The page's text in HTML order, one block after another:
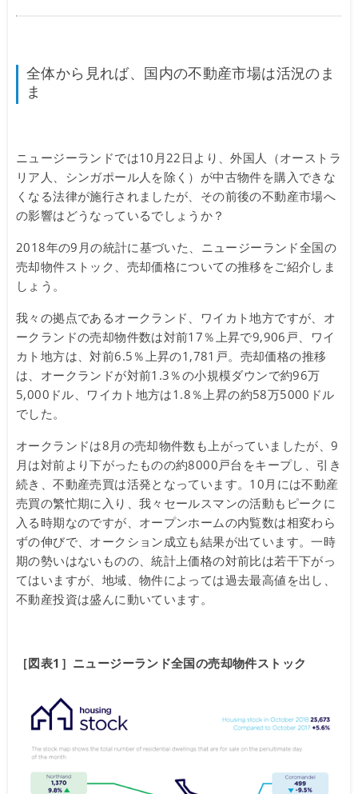
全体から見れば、国内の不動産市場は活況のま
ま
ニュージーランドでは10月22日より、外国人（オーストラ
リア人、シンガポール人を除く）が中古物件を購入できな
くなる法律が施行されましたが、その前後の不動産市場へ
の影響はどうなっているでしょうか？
2018年の9月の統計に基づいた、ニュージーランド全国の
売却物件ストック、売却価格についての推移をご紹介しま
しょう。
我々の拠点であるオークランド、ワイカト地方ですが、オ
ークランドの売却物件数は対前17％上昇で9,906戸、ワイ
カト地方は、対前6.5％上昇の1,781戸。売却価格の推移
は、オークランドが対前1.3％の小規模ダウンで約96万
5,000ドル、ワイカト地方は1.8％上昇の約58万5000ドル
でした。
オークランドは8月の売却物件数も上がっていましたが、9
月は対前より下がったものの約8000戸台をキープし、引き
続き、不動産売買は活発となっています。10月には不動産
売買の繁忙期に入り、我々セールスマンの活動もピークに
入る時期なのですが、オープンホームの内覧数は相変わら
ずの伸びで、オークション成立も結果が出ています。一時
期の勢いはないものの、統計上価格の対前比は若干下がっ
てはいますが、地域、物件によっては過去最高値を出し、
不動産投資は盛んに動いています。
［図表1］ニュージーランド全国の売却物件ストック